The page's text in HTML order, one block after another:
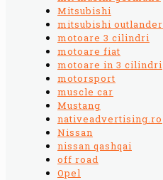
Mitsubishi
mitsubishi outlander
motoare 3 cilindri
motoare fiat
motoare in 3 cilindri
motorsport
muscle car
Mustang
nativeadvertising.ro
Nissan
nissan qashqai
off road
Opel